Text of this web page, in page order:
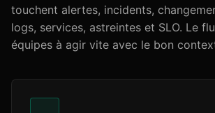
touchent alertes, incidents,
logs, services, astreintes et SLO. Le
équipes à agir vite avec le bon